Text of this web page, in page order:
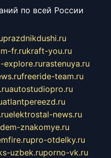
по всей России
prazdnikdushi.ru
fr.rukraft-you.ru
explore.rurastenuya.ru
freeride-team.ru
autostudiopro.ru
atlantpereezd.ru
elektrostal-news.ru
znakomye.ru
pro-otdelky.ru
uzbek.ruporno-vk.ru